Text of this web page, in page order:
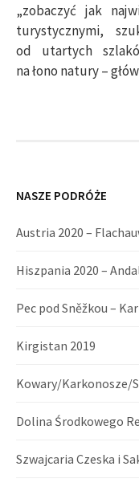
„zobaczyć jak
turystycznymi,
od utartych
na łono natury –
NASZE PODRÓŻE
Austria 2020 –
Hiszpania 2020 –
Pec pod Sněžkou –
Kirgistan 2019
Kowary/Karkonosze/
Dolina Środkowego
Szwajcaria Czeska i